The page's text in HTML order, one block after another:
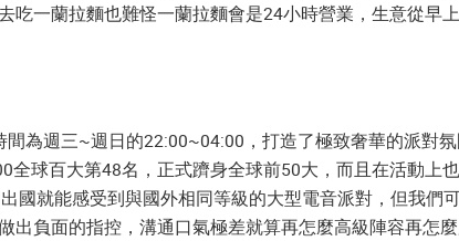
吃一蘭拉麵也難怪一蘭拉麵會是24小時營業，生意從早
間為週三~週日的22:00~04:00，打造了極致奢華的派對
全球百大第48名，正式躋身全球前50大，而且在活動上
國就能感受到與國外相同等級的大型電音派對，但我們
出負面的指控，溝通口氣極差就算再怎麼高級陣容再怎